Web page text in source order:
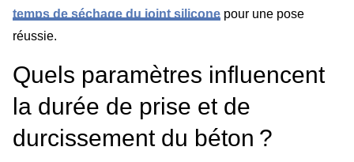
temps de séchage du joint silicone pour une pose
réussie.
Quels paramètres influencent
la durée de prise et de
durcissement du béton ?